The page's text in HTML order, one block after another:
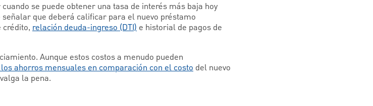
se puede obtener una tasa de interés más baja hoy
que deberá calificar para el nuevo préstamo
crédito, relación deuda-ingreso (DTI) e historial de pagos de
Aunque estos costos a menudo pueden
ahorros mensuales en comparación con el costo del nuevo
la pena.